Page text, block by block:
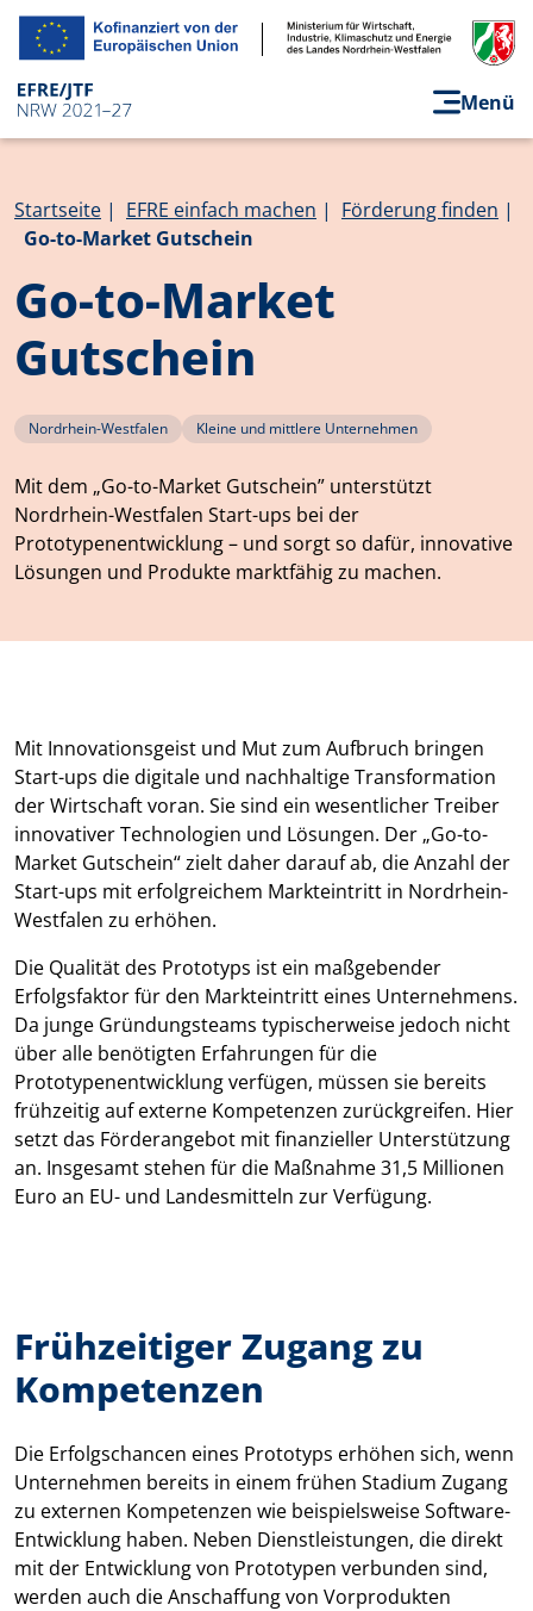
Direkt zum Inhalt
Menü
Pfadnavigation
Startseite EFRE einfach machen
Förderung finden
Go-to-Market Gutschein
Go-to-Market
Gutschein
Nordrhein-Westfalen Kleine und mittlere Unternehmen
Mit dem „Go-to-Market Gutschein” unterstützt
Nordrhein-Westfalen Start-ups bei der
Prototypenentwicklung – und sorgt so dafür, innovative
Lösungen und Produkte marktfähig zu machen.
Mit Innovationsgeist und Mut zum Aufbruch bringen
Start-ups die digitale und nachhaltige Transformation
der Wirtschaft voran. Sie sind ein wesentlicher Treiber
innovativer Technologien und Lösungen. Der „Go-to-
Market Gutschein“ zielt daher darauf ab, die Anzahl der
Start-ups mit erfolgreichem Markteintritt in Nordrhein-
Westfalen zu erhöhen.
Die Qualität des Prototyps ist ein maßgebender
Erfolgsfaktor für den Markteintritt eines Unternehmens.
Da junge Gründungsteams typischerweise jedoch nicht
über alle benötigten Erfahrungen für die
Prototypenentwicklung verfügen, müssen sie bereits
frühzeitig auf externe Kompetenzen zurückgreifen. Hier
setzt das Förderangebot mit finanzieller Unterstützung
an. Insgesamt stehen für die Maßnahme 31,5 Millionen
Euro an EU- und Landesmitteln zur Verfügung.
Frühzeitiger Zugang zu
Kompetenzen
Die Erfolgschancen eines Prototyps erhöhen sich, wenn
Unternehmen bereits in einem frühen Stadium Zugang
zu externen Kompetenzen wie beispielsweise Software-
Entwicklung haben. Neben Dienstleistungen, die direkt
mit der Entwicklung von Prototypen verbunden sind,
werden auch die Anschaffung von Vorprodukten